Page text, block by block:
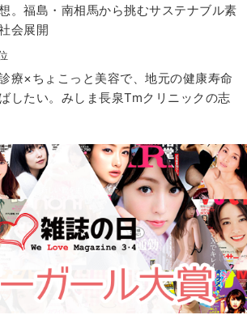
。福島・南相馬から挑むサステナブル素
会展開​
療×ちょこっと美容で、地元の健康寿命
したい。みしま長泉Tmクリニックの志